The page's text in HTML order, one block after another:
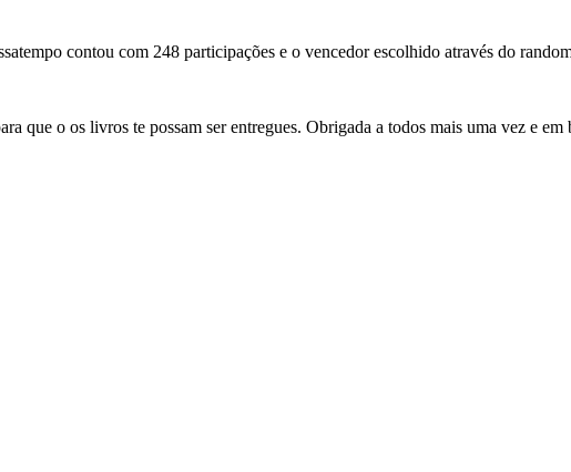
contou com 248 participações e o vencedor escolhido através do
que o os livros te possam ser entregues. Obrigada a todos mais uma vez e em